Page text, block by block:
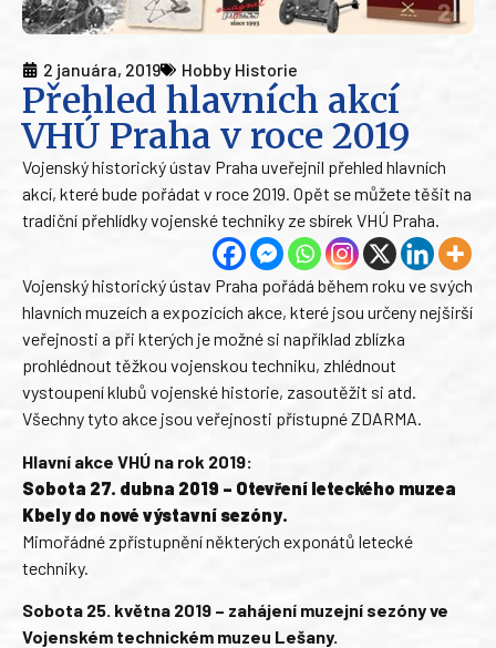
2 januára, 2019 Hobby Historie
Přehled hlavních akcí
VHÚ Praha v roce 2019
Vojenský historický ústav Praha uveřejnil přehled hlavních
akcí, které bude pořádat v roce 2019. Opět se můžete těšit na
tradiční přehlídky vojenské techniky ze sbírek VHÚ Praha.
Vojenský historický ústav Praha pořádá během roku ve svých
hlavních muzeích a expozicích akce, které jsou určeny nejširší
veřejnosti a při kterých je možné si například zblízka
prohlédnout těžkou vojenskou techniku, zhlédnout
vystoupení klubů vojenské historie, zasoutěžit si atd.
Všechny tyto akce jsou veřejnosti přístupné ZDARMA.
Hlavní akce VHÚ na rok 2019:
Sobota 27. dubna 2019 – Otevření leteckého muzea
Kbely do nové výstavní sezóny.
Mimořádné zpřístupnění některých exponátů letecké
techniky.
Sobota 25. května 2019 – zahájení muzejní sezóny ve
Vojenském technickém muzeu Lešany.